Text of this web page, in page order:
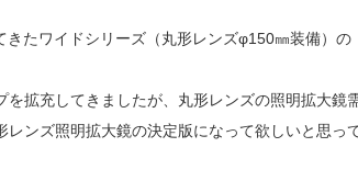
たワイドシリーズ（丸形レンズφ150㎜装備）の
拡充してきましたが、丸形レンズの照明拡大鏡
ンズ照明拡大鏡の決定版になって欲しいと思っ